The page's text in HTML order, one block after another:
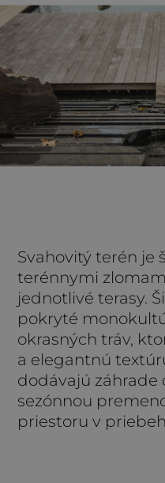
Svahovitý terén je
terénnymi
jednotlivé terasy.
pokryté
okrasných tráv,
a elegantnú
dodávajú záhrade
sezónnou
priestoru v